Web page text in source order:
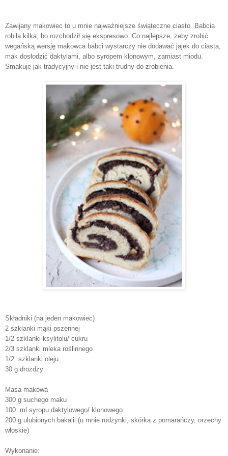
Zawijany makowiec to u mnie najważniejsze świąteczne ciasto. Babcia
robiła kilka, bo rozchodził się ekspresowo. Co najlepsze, żeby zrobić
wegańską wersję makowca babci wystarczy nie dodawać jajek do ciasta,
mak dosłodzić daktylami, albo syropem klonowym, zamiast miodu.
Smakuje jak tradycyjny i nie jest taki trudny do zrobienia.
Składniki (na jeden makowiec)
2 szklanki mąki pszennej
1/2 szklanki ksylitolu/ cukru
2/3 szklanki mleka roślinnego
1/2 szklanki oleju
30 g drożdży
Masa makowa
300 g suchego maku
100 ml syropu daktylowego/ klonowego
200 g ulubionych bakalii (u mnie rodzynki, skórka z pomarańczy, orzechy
włoskie)
Wykonanie: